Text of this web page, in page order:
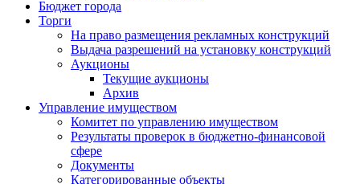
Бюджет города
Торги
На право размещения рекламных конструкций
Выдача разрешений на установку конструкций
Аукционы
Текущие аукционы
Архив
Управление имуществом
Комитет по управлению имуществом
Результаты проверок в бюджетно-финансовой
сфере
Документы
Категорированные объекты